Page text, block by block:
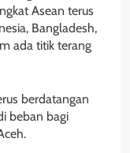
Asean terus
Bangladesh,
ada titik terang
berdatangan
beban bagi